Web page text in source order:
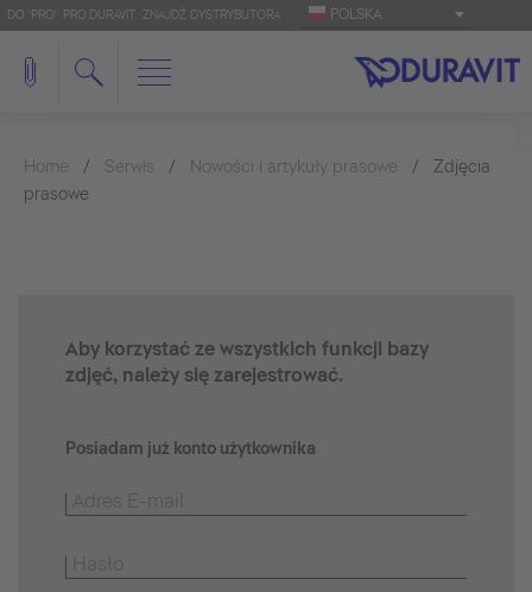
DO 'PRO': PRO.DURAVIT ZNAJDŹ DYSTRYBUTORA POLSKA
Home Serwis Nowości i artykuły prasowe
Zdjęcia
prasowe
Aby korzystać ze wszystkich funkcji bazy
zdjęć, należy się zarejestrować.
Posiadam już konto użytkownika